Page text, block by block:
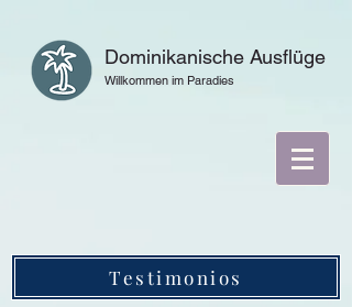
Dominikanische Ausflüge
Willkommen im Paradies
Testimonios